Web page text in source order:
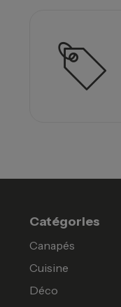
Catégories
Canapés
Cuisine
Déco